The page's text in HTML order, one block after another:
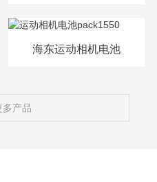
电池组
海东运动相机电池
多产品